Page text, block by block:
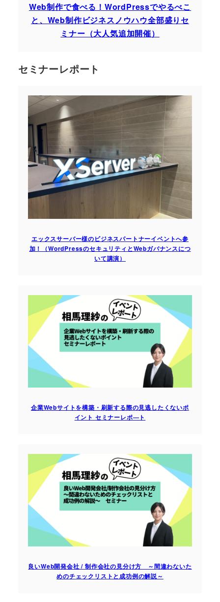
Web制作で食べる！WordPressでやるべこ
と、Web制作ビジネスノウハウ全部盛りセ
ミナー（大人気追加開催）
セミナーレポート
エックスサーバー様のビジネスパートナーイベントへ参
加！（WordPressのセキュリティとWebガバナンスにつ
いて講演）
企業Webサイトを構築・刷新する際の見逃したくないポ
イント セミナーレポ―ト
良いWeb開発会社 / 制作会社の見分け方 ～間違わないた
めのチェックリストと成功例の解説～